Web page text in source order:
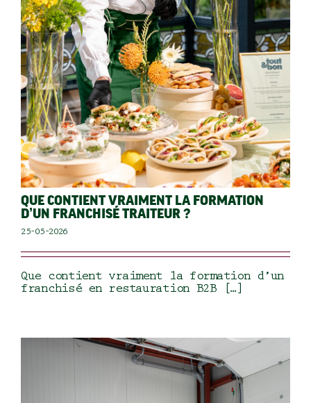
QUE CONTIENT VRAIMENT LA FORMATION
D’UN FRANCHISÉ TRAITEUR ?
25-05-2026
Que contient vraiment la formation d’un
franchisé en restauration B2B […]